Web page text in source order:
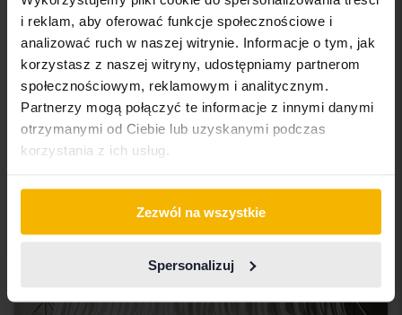
i reklam, aby oferować funkcje społecznościowe i
analizować ruch w naszej witrynie. Informacje o tym, jak
korzystasz z naszej witryny, udostępniamy partnerom
społecznościowym, reklamowym i analitycznym.
Partnerzy mogą połączyć te informacje z innymi danymi
otrzymanymi od Ciebie lub uzyskanymi podczas
korzystania z ich usług.
Zezwól na wszystkie
Spersonalizuj
2017
157 700 km
Benzyna
Åkersberga (Runö)
Wiodąca oferta: 48 000 SEK
Z finansowaniem 409 SEK/miesiąc
Wkrótce